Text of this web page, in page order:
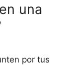
una
por tus